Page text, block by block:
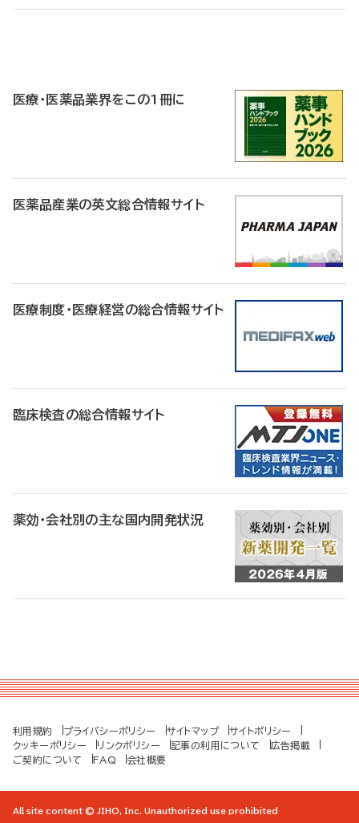
医療・医薬品業界をこの1冊に
医薬品産業の英文総合情報サイト
医療制度・医療経営の総合情報サイト
臨床検査の総合情報サイト
薬効・会社別の主な国内開発状況
利用規約 プライバシーポリシー サイトマップ
サイトポリシー
クッキーポリシー
リンクポリシー 記事の利用について
広告掲載
ご契約について
FAQ 会社概要
All site content © JIHO, Inc. Unauthorized use prohibited